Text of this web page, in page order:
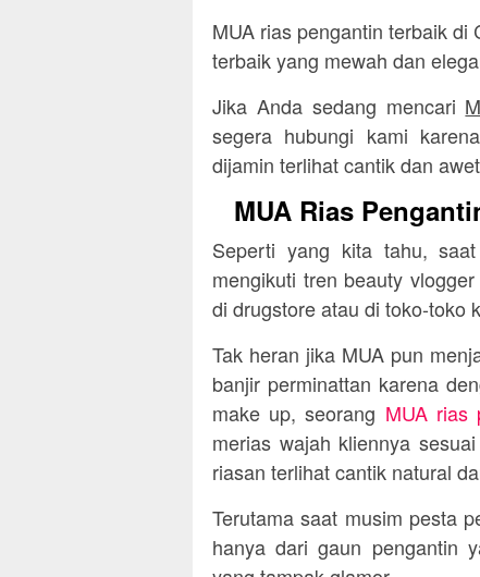
MUA rias pengantin terbaik di
terbaik yang mewah dan
Jika Anda sedang mencari
segera hubungi kami
dijamin terlihat cantik dan
MUA Rias
Seperti yang kita tahu,
mengikuti tren beauty
di drugstore atau di toko-toko
Tak heran jika MUA pun
banjir perminattan karena
make up, seorang MUA rias
merias wajah kliennya
riasan terlihat cantik natural
Terutama saat musim pesta
hanya dari gaun pengantin